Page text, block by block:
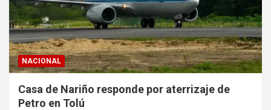
NACIONAL
Casa de Nariño responde por aterrizaje de
Petro en Tolú